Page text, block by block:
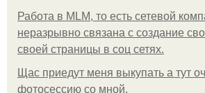
Работа в MLM, то есть сетевой
неразрывно связана с создание
своей страницы в соц сетях.
Щас приедут меня выкупать а тут
фотосессию со мной.